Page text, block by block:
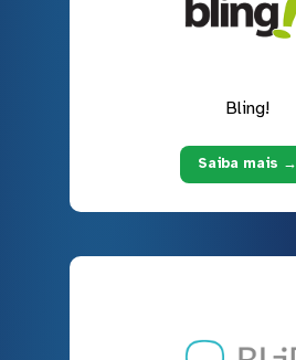
Bling!
Saiba mais →